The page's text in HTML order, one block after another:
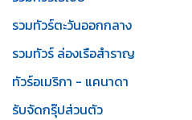
รวมทัวร์ตะวันออกกลาง
รวมทัวร์ ล่องเรือสำราญ
ทัวร์อเมริกา - แคนาดา
รับจัดกรุ๊ปส่วนตัว